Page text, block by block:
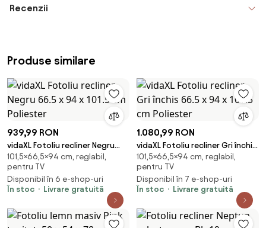
Recenzii
Produse similare
939,99 RON
vidaXL Fotoliu recliner Negru
66.5 x 94 x 101.5 cm Poliester
101,5×66,5×94 cm, reglabil,
pentru TV
Disponibil în 6 e-shop-uri
În stoc
Livrare gratuită
1.080,99 RON
vidaXL Fotoliu recliner Gri închis
66.5 x 94 x 101.5 cm Poliester
101,5×66,5×94 cm, reglabil,
pentru TV
Disponibil în 7 e-shop-uri
În stoc
Livrare gratuită